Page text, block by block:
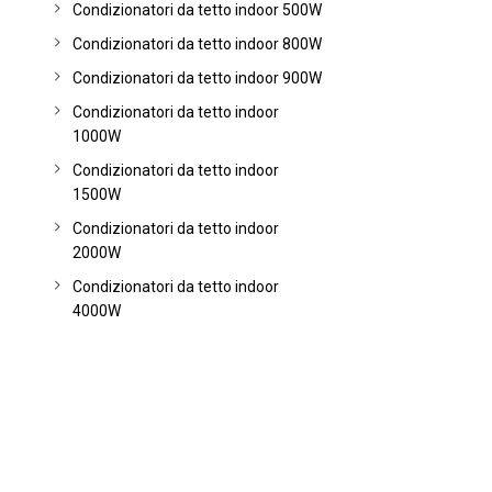
Condizionatori da tetto indoor 500W
Condizionatori da tetto indoor 800W
Condizionatori da tetto indoor 900W
Condizionatori da tetto indoor
1000W
Condizionatori da tetto indoor
1500W
Condizionatori da tetto indoor
2000W
Condizionatori da tetto indoor
4000W